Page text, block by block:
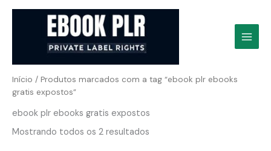
Início / Produtos marcados com a tag “ebook plr ebooks
gratis expostos”
ebook plr ebooks gratis expostos
Mostrando todos os 2 resultados